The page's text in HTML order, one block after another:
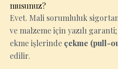
musunuz?
Evet. Mali sorumluluk
ve malzeme için yazılı
ekme işlerinde çekme (pull-
edilir.